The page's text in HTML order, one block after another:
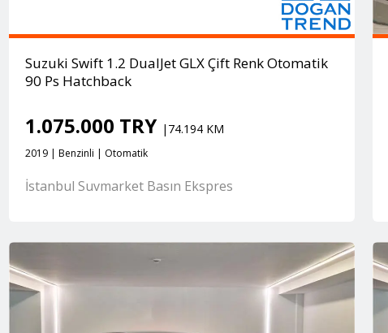
Suzuki Swift 1.2 DualJet GLX Çift Renk Otomatik
90 Ps Hatchback
1.075.000 TRY |74.194 KM
2019 | Benzinli | Otomatik
İstanbul Suvmarket Basın Ekspres